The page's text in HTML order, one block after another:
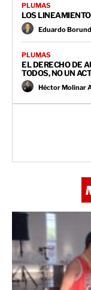
PLUMAS
LOS
Eduardo
PLUMAS
EL DERECHO DE
TODOS, NO UN
Héctor Molinar